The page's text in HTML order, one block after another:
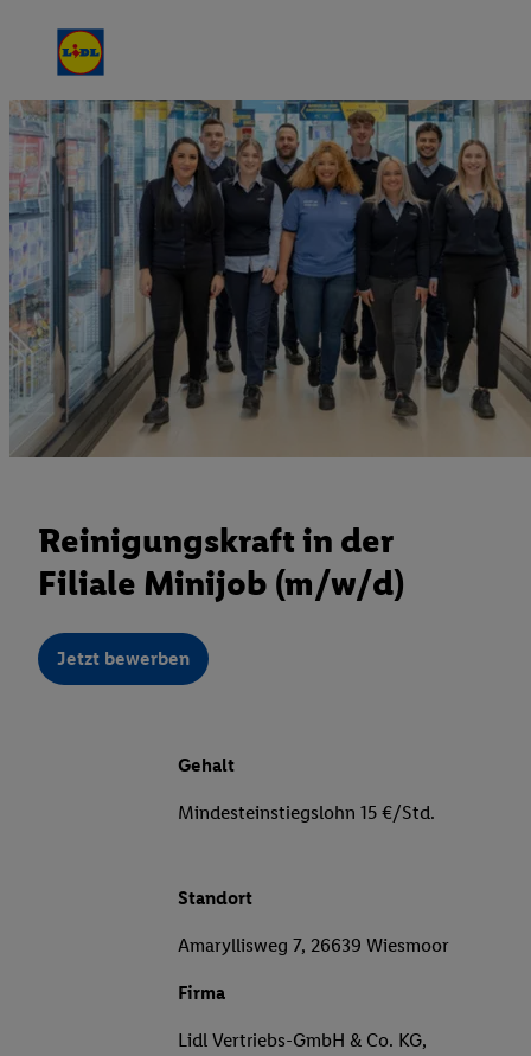
Reinigungskraft in der
Filiale Minijob (m/w/d)
Jetzt bewerben
Gehalt
Mindesteinstiegslohn 15 €/Std.
Standort
Amaryllisweg 7, 26639 Wiesmoor
Firma
Lidl Vertriebs-GmbH & Co. KG,